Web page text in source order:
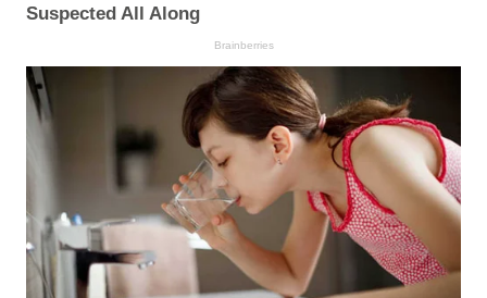
Suspected All Along
Brainberries